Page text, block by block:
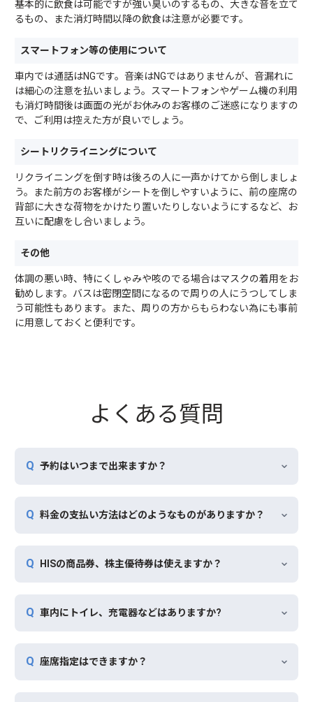
基本的に飲食は可能ですが強い臭いのするもの、大きな音を立て
るもの、また消灯時間以降の飲食は注意が必要です。
スマートフォン等の使用について
車内では通話はNGです。音楽はNGではありませんが、音漏れに
は細心の注意を払いましょう。スマートフォンやゲーム機の利用
も消灯時間後は画面の光がお休みのお客様のご迷惑になりますの
で、ご利用は控えた方が良いでしょう。
シートリクライニングについて
リクライニングを倒す時は後ろの人に一声かけてから倒しましょ
う。また前方のお客様がシートを倒しやすいように、前の座席の
背部に大きな荷物をかけたり置いたりしないようにするなど、お
互いに配慮をし合いましょう。
その他
体調の悪い時、特にくしゃみや咳のでる場合はマスクの着用をお
勧めします。バスは密閉空間になるので周りの人にうつしてしま
う可能性もあります。また、周りの方からもらわない為にも事前
に用意しておくと便利です。
よくある質問
予約はいつまで出来ますか？
料金の支払い方法はどのようなものがありますか？
HISの商品券、株主優待券は使えますか？
車内にトイレ、充電器などはありますか?
座席指定はできますか？